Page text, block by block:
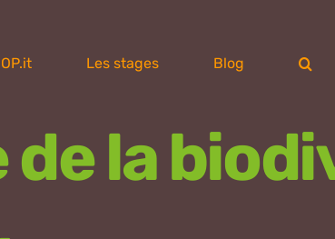
Les stages Blog
la